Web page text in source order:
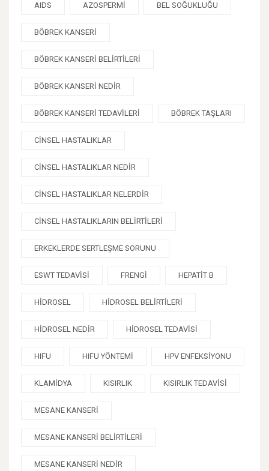
AIDS AZOSPERMI BEL SOĞUKLUĞU
BÖBREK KANSERI
BÖBREK KANSERI BELIRTILERI
BÖBREK KANSERI NEDIR
BÖBREK KANSERI TEDAVILERI BÖBREK TAŞLARI
CINSEL HASTALIKLAR
CINSEL HASTALIKLAR NEDIR
CINSEL HASTALIKLAR NELERDIR
CINSEL HASTALIKLARIN BELIRTILERI
ERKEKLERDE SERTLEŞME SORUNU
ESWT TEDAVISI FRENGI HEPATIT B
HIDROSEL HIDROSEL BELIRTILERI
HIDROSEL NEDIR HIDROSEL TEDAVISI
HIFU HIFU YÖNTEMI HPV ENFEKSIYONU
KLAMIDYA KISIRLIK KISIRLIK TEDAVISI
MESANE KANSERI
MESANE KANSERI BELIRTILERI
MESANE KANSERI NEDIR